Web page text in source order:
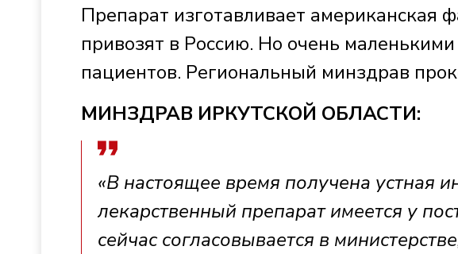
Препарат изготавливает американская
привозят в Россию. Но очень
пациентов. Региональный минздрав
МИНЗДРАВ ИРКУТСКОЙ ОБЛАСТИ:
«В настоящее время получена устная
лекарственный препарат имеется у
сейчас согласовывается в